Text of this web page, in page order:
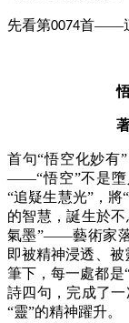
先看第0074首——
首句“悟空化妙有
——“悟空”不是墮
“追疑生慧光”，
的智慧，誕生於
氣墨”——藝術家落
即被精神浸透、
筆下，每一處都是
詩四句，完成了一
“靈”的精神躍升。